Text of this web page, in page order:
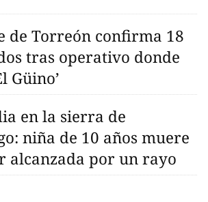
de Torreón confirma 18
tras operativo donde
Güino’
en la sierra de
niña de 10 años muere
alcanzada por un rayo